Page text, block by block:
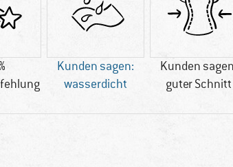
Kunden sagen:
wasserdicht
Kunden
guter Schnitt